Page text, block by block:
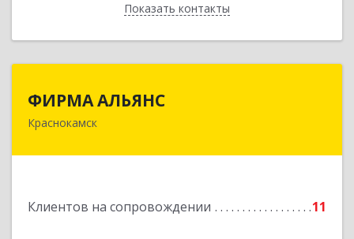
Показать контакты
Назад
ФИРМА АЛЬЯНС
Краснокамск
Клиентов на сопровождении 11